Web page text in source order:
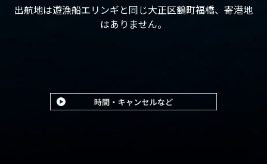
出航地は遊漁船エリンギと同じ大正区鶴町福橋、寄港地
はありません。